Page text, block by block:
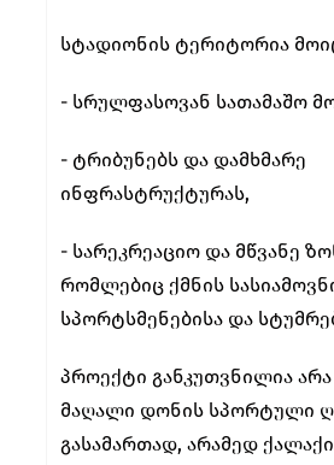
სტადიონის ტერიტორია
- სრულფასოვან სათამაშო
- ტრიბუნებს და დამხმარე
ინფრასტრუქტურას,
- სარეკრეაციო და მწვანე
რომლებიც ქმნის
სპორტსმენებისა და
პროექტი განკუთვნილია
მაღალი დონის სპორტული
გასამართად, არამედ